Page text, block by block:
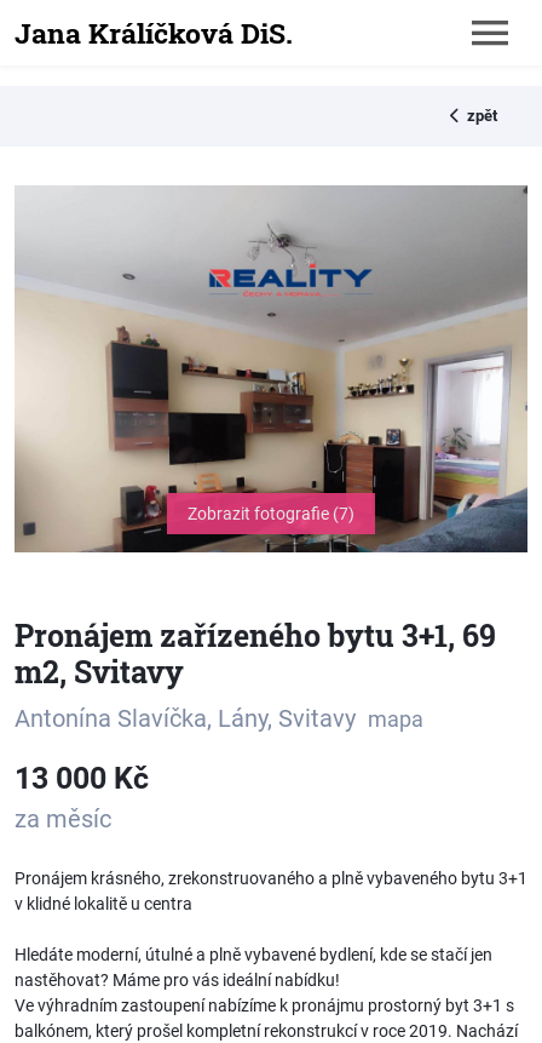
Jana Králíčková DiS.
zpět
Zobrazit fotografie (7)
Pronájem zařízeného bytu 3+1, 69
m2, Svitavy
Antonína Slavíčka, Lány, Svitavy mapa
13 000 Kč
za měsíc
Pronájem krásného, zrekonstruovaného a plně vybaveného bytu 3+1
v klidné lokalitě u centra
Hledáte moderní, útulné a plně vybavené bydlení, kde se stačí jen
nastěhovat? Máme pro vás ideální nabídku!
Ve výhradním zastoupení nabízíme k pronájmu prostorný byt 3+1 s
balkónem, který prošel kompletní rekonstrukcí v roce 2019. Nachází